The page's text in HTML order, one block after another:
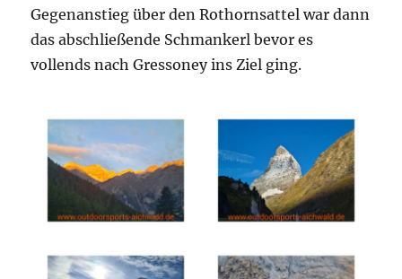
Gegenanstieg über den Rothornsattel war dann
das abschließende Schmankerl bevor es
vollends nach Gressoney ins Ziel ging.